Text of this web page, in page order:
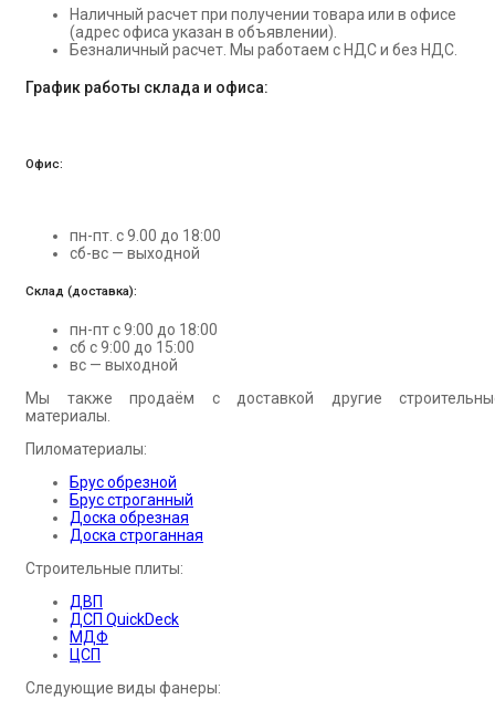
Наличный расчет при получении товара или в офисе
(адрес офиса указан в объявлении).
Безналичный расчет. Мы работаем с НДС и без НДС.
График работы склада и офиса:
Офис:
пн-пт. с 9.00 до 18:00
сб-вс — выходной
Склад (доставка):
пн-пт с 9:00 до 18:00
сб с 9:00 до 15:00
вс — выходной
Мы также продаём с доставкой другие
материалы.
Пиломатериалы:
Брус обрезной
Брус строганный
Доска обрезная
Доска строганная
Строительные плиты:
ДВП
ДСП QuickDeck
МДФ
ЦСП
Следующие виды фанеры: